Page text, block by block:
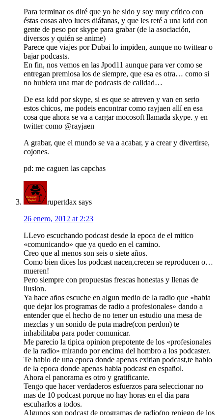
Para terminar os diré que yo he sido y soy muy crítico con
éstas cosas alvo luces diáfanas, y que les reté a una kdd con
gente de peso por skype para grabar (de la asociación,
diversos y quién se anime)
Parece que viajes por Dubai lo impiden, aunque no twittear o
bajar podcasts.
En fin, nos vemos en las Jpod11 aunque para ver como se
entregan premiosa los de siempre, que esa es otra… como si
no hubiera una mar de podcasts de calidad…
De esa kdd por skype, si es que se atreven y van en serio
estos chicos, me podeis encontrar como rayjaen allí en esa
cosa que ahora se va a cargar mocosoft llamada skype. y en
twitter como @rayjaen
A grabar, que el mundo se va a acabar, y a crear y divertirse,
cojones.
pd: me caguen las capchas
rupertdax says
26 enero, 2012 at 2:23
LLevo escuchando podcast desde la epoca de el mitico
«comunicando» que ya quedo en el camino.
Creo que al menos son seis o siete años.
Como bien dices los podcast nacen,crecen se reproducen o…
mueren!
Pero siempre con propuestas frescas honestas y llenas de
ilusion.
Ya hace años escuche en algun medio de la radio que «habia
que dejar los programas de radio a profesionales» dando a
entender que el hecho de no tener un estudio una mesa de
mezclas y un sonido de puta madre(con perdon) te
inhabilitaba para poder comunicar.
Me parecio la tipica opinion prepotente de los «profesionales
de la radio» mirando por encima del hombro a los podcaster.
Te hablo de una epoca donde apenas exitian podcast,te hablo
de la epoca donde apenas habia podcast en español.
Ahora el panorama es otro y gratificante.
Tengo que hacer verdaderos esfuerzos para seleccionar no
mas de 10 podcast porque no hay horas en el dia para
escuharlos a todos.
Algunos son podcast de programas de radio(no reniego de los